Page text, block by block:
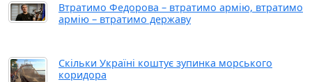
Втратимо Федорова – втратимо армію, втратимо
армію – втратимо державу
Скільки Україні коштує зупинка морського
коридора